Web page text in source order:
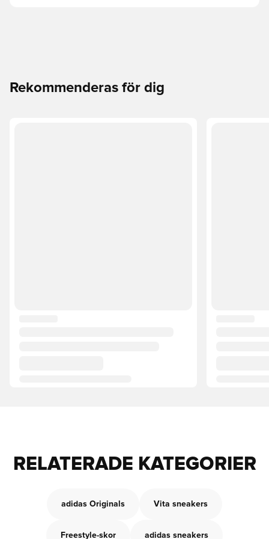
Rekommenderas för dig
RELATERADE KATEGORIER
adidas Originals Vita sneakers
Freestyle-skor adidas sneakers